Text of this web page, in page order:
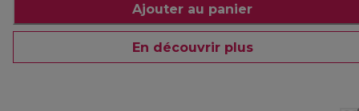
Ajouter au panier
En découvrir plus